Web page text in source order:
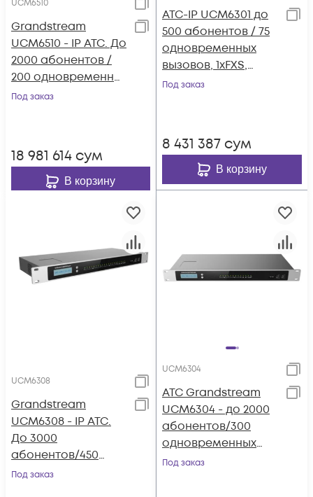
UCM6510
Grandstream
UCM6510 - IP ATC. До
2000 абонентов /
200 одновременных
вызовов, до 8
Под заказ
18 981 614 сум
В корзину
АТС-IP UCM6301 до
500 абонентов / 75
одновременных
вызовов, 1хFXS,
1xFXO, 1xWAN, 1xLAN
Под заказ
8 431 387 сум
В корзину
UCM6308
Grandstream
UCM6308 - IP ATC.
До 3000
абонентов/450
одновременных
Под заказ
UCM6304
АТС Grandstream
UCM6304 - до 2000
абонентов/300
одновременных
вызовов, до 200
Под заказ